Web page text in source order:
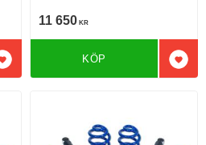
Lägg till i favoriter
11 650 KR
KÖP